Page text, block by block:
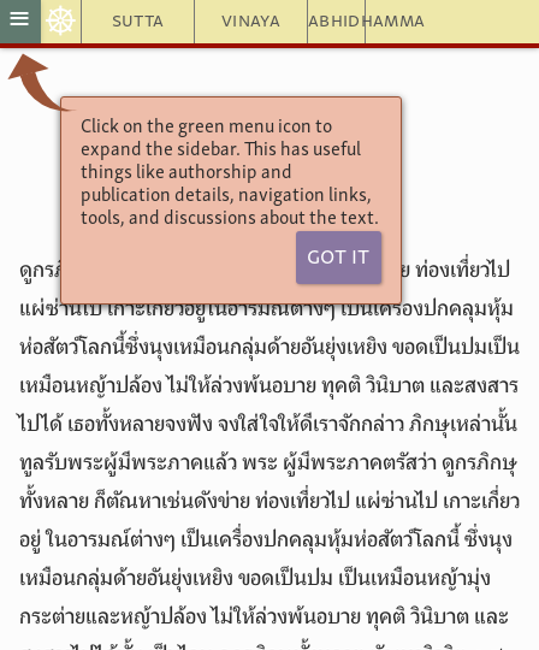
Sutta Vinaya Abhidhamma
≡ ☸
Click on the green menu icon to
expand the sidebar. This has useful
things like authorship and
publication details, navigation links,
tools, and discussions about the text.
Got It
อังคุตตรนิกาย
4.199
ดูกรภิกษุทั้งหลาย เราจักแสดงตัณหาเช่นดังข่าย ท่องเที่ยวไป
แผ่ซ่านไป เกาะเกี่ยวอยู่ในอารมณ์ต่างๆ เป็นเครื่องปกคลุมหุ้ม
ห่อสัตว์โลกนี้ซึ่งนุงเหมือนกลุ่มด้ายอันยุ่งเหยิง ขอดเป็นปมเป็น
เหมือนหญ้าปล้อง ไม่ให้ล่วงพ้นอบาย ทุคติ วินิบาต และสงสาร
ไปได้ เธอทั้งหลายจงฟัง จงใส่ใจให้ดีเราจักกล่าว ภิกษุเหล่านั้น
ทูลรับพระผู้มีพระภาคแล้ว พระ ผู้มีพระภาคตรัสว่า ดูกรภิกษุ
ทั้งหลาย ก็ตัณหาเช่นดังข่าย ท่องเที่ยวไป แผ่ซ่านไป เกาะเกี่ยว
อยู่ ในอารมณ์ต่างๆ เป็นเครื่องปกคลุมหุ้มห่อสัตว์โลกนี้ ซึ่งนุง
เหมือนกลุ่มด้ายอันยุ่งเหยิง ขอดเป็นปม เป็นเหมือนหญ้ามุ่ง
กระต่ายและหญ้าปล้อง ไม่ให้ล่วงพ้นอบาย ทุคติ วินิบาต และ